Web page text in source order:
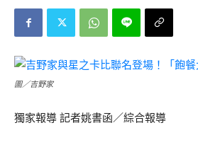
圖／吉野家
獨家報導 記者姚書函／綜合報導